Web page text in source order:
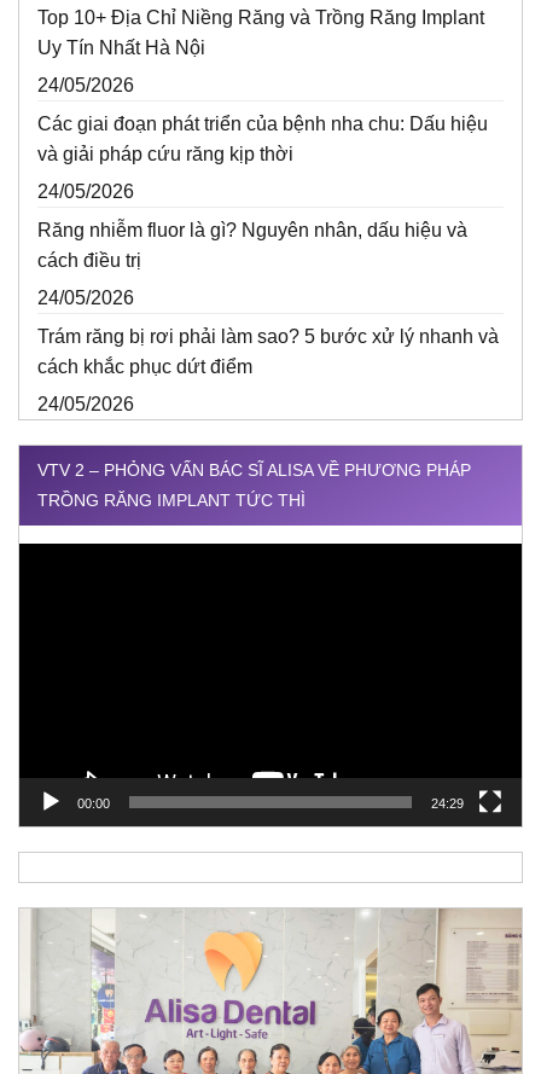
Top 10+ Địa Chỉ Niềng Răng và Trồng Răng Implant
Uy Tín Nhất Hà Nội
24/05/2026
Các giai đoạn phát triển của bệnh nha chu: Dấu hiệu
và giải pháp cứu răng kịp thời
24/05/2026
Răng nhiễm fluor là gì? Nguyên nhân, dấu hiệu và
cách điều trị
24/05/2026
Trám răng bị rơi phải làm sao? 5 bước xử lý nhanh và
cách khắc phục dứt điểm
24/05/2026
VTV 2 – PHỎNG VẤN BÁC SĨ ALISA VỀ PHƯƠNG PHÁP
TRỒNG RĂNG IMPLANT TỨC THÌ
00:00 24:29